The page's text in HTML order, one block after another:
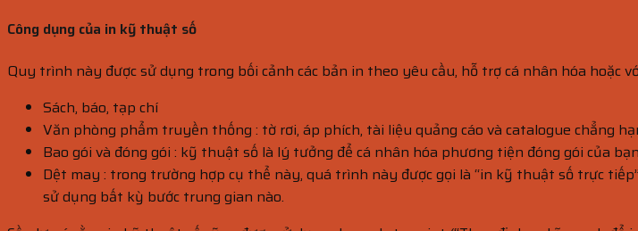
Công dụng của in kỹ thuật số
Quy trình này được sử dụng trong bối cảnh các bản in theo yêu cầu, hỗ trợ cá nhân hóa hoặc
Sách, báo, tạp chí
Văn phòng phẩm truyền thống : tờ rơi, áp phích, tài liệu quảng cáo và catalogue chẳng
Bao gói và đóng gói : kỹ thuật số là lý tưởng để cá nhân hóa phương tiện đóng gói của
Dệt may : trong trường hợp cụ thể này, quá trình này được gọi là “in kỹ thuật số trực
sử dụng bất kỳ bước trung gian nào.